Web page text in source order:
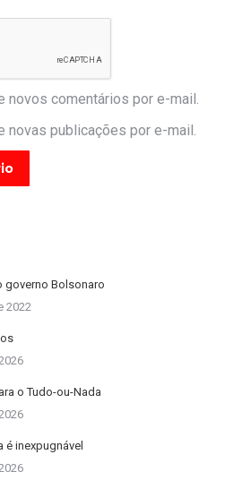
novos comentários por e-mail.
novas publicações por e-mail.
governo Bolsonaro
2022
o Tudo-ou-Nada
é inexpugnável